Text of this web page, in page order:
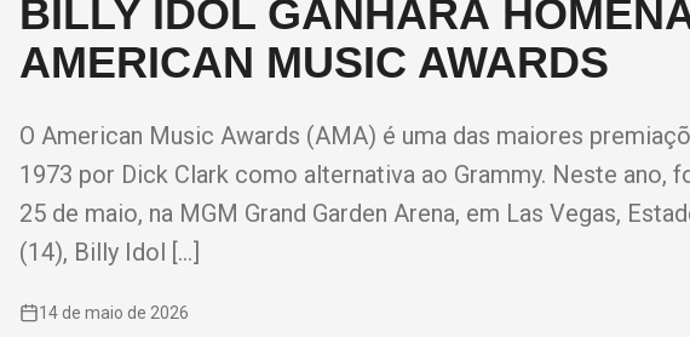
BILLY IDOL GANHARÁ
AMERICAN MUSIC AWARDS
O American Music Awards (AMA) é uma das maiores
1973 por Dick Clark como alternativa ao Grammy. Neste
25 de maio, na MGM Grand Garden Arena, em Las Vegas,
(14), Billy Idol […]
14 de maio de 2026